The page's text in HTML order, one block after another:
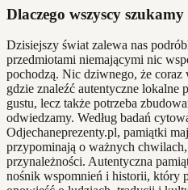
Dlaczego wszyscy
Dzisiejszy świat zalewa nas
przedmiotami niemającymi nic
pochodzą. Nic dziwnego, że coraz
gdzie znaleźć autentyczne lokalne
gustu, lecz także potrzeba
odwiedzamy. Według badań
Odjechaneprezenty.pl, pamiątki
przypominają o ważnych
przynależności. Autentyczna
nośnik wspomnień i historii, który